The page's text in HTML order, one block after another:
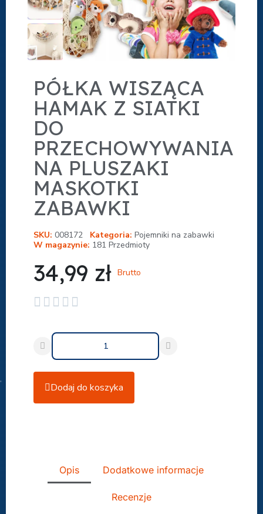
PÓŁKA WISZĄCA
HAMAK Z SIATKI
DO
PRZECHOWYWANIA
NA PLUSZAKI
MASKOTKI
ZABAWKI
SKU 008172 Kategoria Pojemniki na zabawki
W magazynie 181 Przedmioty
34,99 zł Brutto
    
Dodaj do koszyka
Opis Dodatkowe informacje
Recenzje